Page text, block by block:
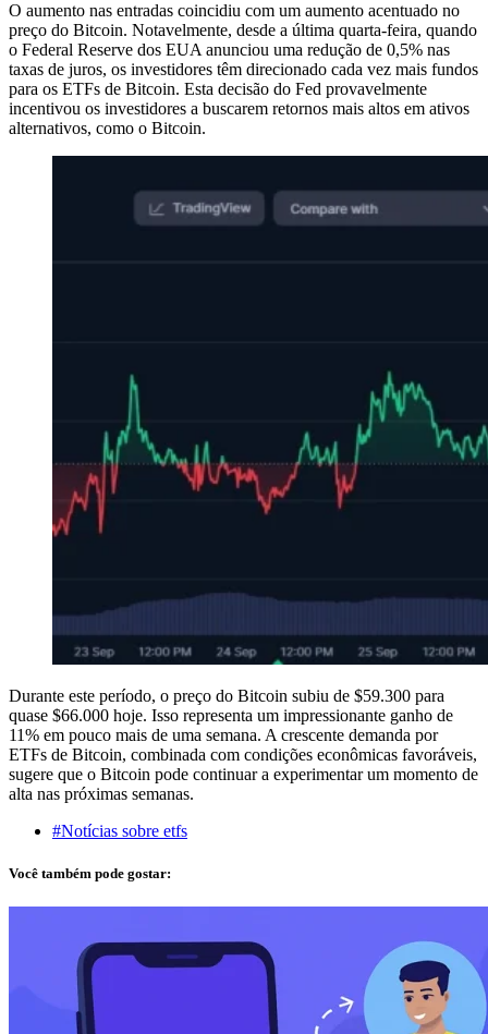
O aumento nas entradas coincidiu com um aumento acentuado no
preço do Bitcoin. Notavelmente, desde a última quarta-feira, quando
o Federal Reserve dos EUA anunciou uma redução de 0,5% nas
taxas de juros, os investidores têm direcionado cada vez mais fundos
para os ETFs de Bitcoin. Esta decisão do Fed provavelmente
incentivou os investidores a buscarem retornos mais altos em ativos
alternativos, como o Bitcoin.
Durante este período, o preço do Bitcoin subiu de $59.300 para
quase $66.000 hoje. Isso representa um impressionante ganho de
11% em pouco mais de uma semana. A crescente demanda por
ETFs de Bitcoin, combinada com condições econômicas favoráveis,
sugere que o Bitcoin pode continuar a experimentar um momento de
alta nas próximas semanas.
#Notícias sobre etfs
Você também pode gostar: